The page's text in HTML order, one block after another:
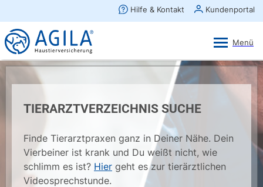
TIERARZTVERZEICHNIS SUCHE
Finde Tierarztpraxen ganz in Deiner Nähe. Dein
Vierbeiner ist krank und Du weißt nicht, wie
schlimm es ist? Hier geht es zur tierärztlichen
Videosprechstunde.
×
AGILA Kunden-App
Gratis - Im Play Store laden
Ansehen